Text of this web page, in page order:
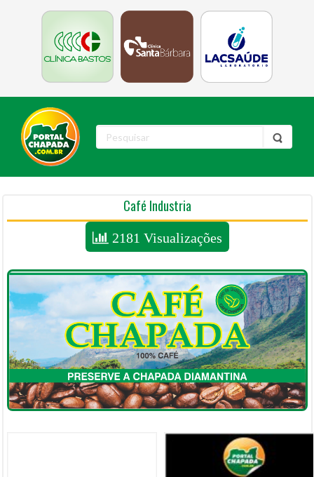
Café Industria
2181 Visualizações